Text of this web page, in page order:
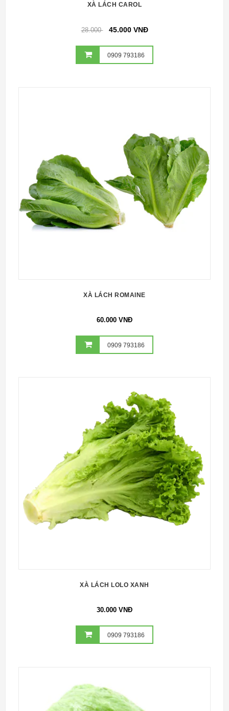
XÀ LÁCH CAROL
28.000 45.000 VNĐ
0909 793186
XÀ LÁCH ROMAINE
60.000 VNĐ
0909 793186
XÀ LÁCH LOLO XANH
30.000 VNĐ
0909 793186